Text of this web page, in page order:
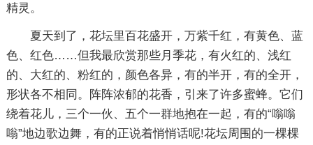
精灵。
夏天到了，花坛里百花盛开，万紫千红，有黄色、蓝
色、红色……但我最欣赏那些月季花，有火红的、浅红
的、大红的、粉红的，颜色各异，有的半开，有的全开，
形状各不相同。阵阵浓郁的花香，引来了许多蜜蜂。它们
绕着花儿，三个一伙、五个一群地抱在一起，有的“嗡嗡
嗡”地边歌边舞，有的正说着悄悄话呢!花坛周围的一棵棵